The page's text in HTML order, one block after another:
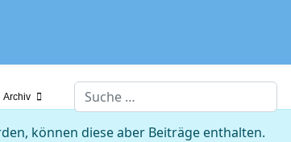
Archiv Suchen
können diese aber Beiträge enthalten.